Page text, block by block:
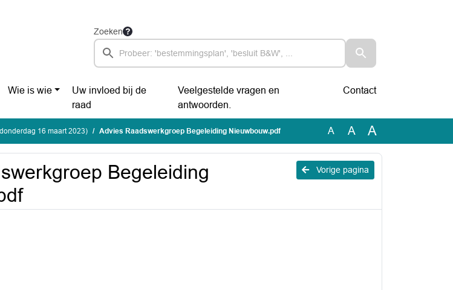
Zoeken
Wie is wie
Uw invloed bij de
raad
Veelgestelde vragen en
antwoorden.
Contact
16 maart 2023) Advies Raadswerkgroep Begeleiding Nieuwbouw.pdf A A A
Vorige pagina
Begeleiding